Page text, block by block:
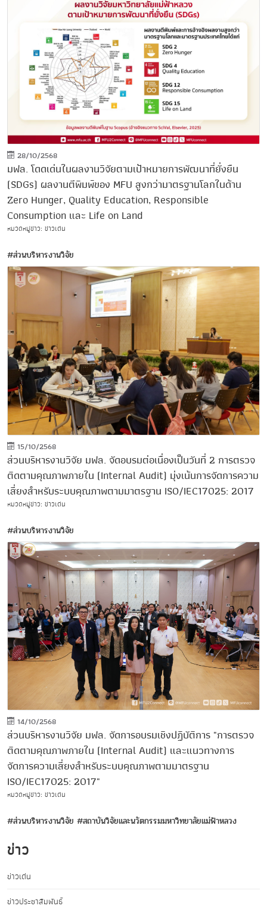
28/10/2568
มฟล. โดดเด่นในผลงานวิจัยตามเป้าหมายการพัฒนาที่ยั่งยืน
(SDGs) ผลงานตีพิมพ์ของ MFU สูงกว่ามาตรฐานโลกในด้าน
Zero Hunger, Quality Education, Responsible
Consumption และ Life on Land
หมวดหมู่ข่าว: ข่าวเด่น
#ส่วนบริหารงานวิจัย
15/10/2568
ส่วนบริหารงานวิจัย มฟล. จัดอบรมต่อเนื่องเป็นวันที่ 2 การตรวจ
ติดตามคุณภาพภายใน (Internal Audit) มุ่งเน้นการจัดการความ
เสี่ยงสำหรับระบบคุณภาพตามมาตรฐาน ISO/IEC17025: 2017
หมวดหมู่ข่าว: ข่าวเด่น
#ส่วนบริหารงานวิจัย
14/10/2568
ส่วนบริหารงานวิจัย มฟล. จัดการอบรมเชิงปฏิบัติการ "การตรวจ
ติดตามคุณภาพภายใน (Internal Audit) และแนวทางการ
จัดการความเสี่ยงสำหรับระบบคุณภาพตามมาตรฐาน
ISO/IEC17025: 2017"
หมวดหมู่ข่าว: ข่าวเด่น
#ส่วนบริหารงานวิจัย #สถาบันวิจัยและนวัตกรรมมหาวิทยาลัยแม่ฟ้าหลวง
ข่าว
ข่าวเด่น
ข่าวประชาสัมพันธ์